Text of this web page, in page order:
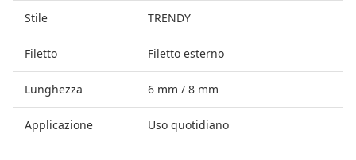
Stile TRENDY
Filetto Filetto esterno
Lunghezza 6 mm / 8 mm
Applicazione Uso quotidiano